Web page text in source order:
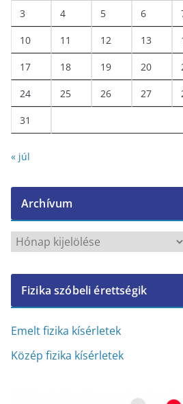
3 4 5 6
10 11 12 13
17 18 19 20
24 25 26 27
31
« júl
Archívum
c
í
v
m
Fizika szóbeli érettségik
Emelt fizika kísérletek
Közép fizika kísérletek